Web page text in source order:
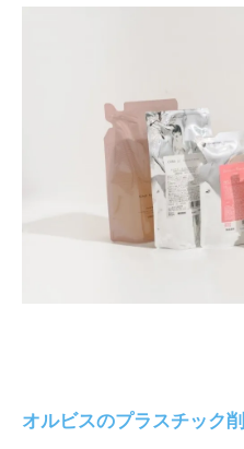
オルビスのプラスチック